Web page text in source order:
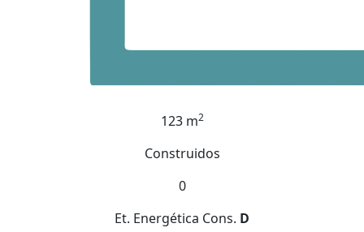
123 m2
Construidos
0
Et. Energética Cons. D